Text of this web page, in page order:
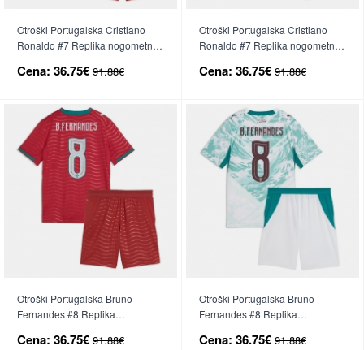
Otroški Portugalska Cristiano
Ronaldo #7 Replika nogometni
Kratek Rokav (+ hlače)
Cena: 36.75€ 91.88€
Otroški Portugalska Cristiano
Ronaldo #7 Replika nogometni
Kratek Rokav (+ hlače)
Cena: 36.75€ 91.88€
Otroški Portugalska Bruno
Fernandes #8 Replika
Domači SP 2026 Kratek Rokav
Cena: 36.75€ 91.88€
Otroški Portugalska Bruno
Fernandes #8 Replika
Gostujoči SP 2026 Kratek Rokav
Cena: 36.75€ 91.88€